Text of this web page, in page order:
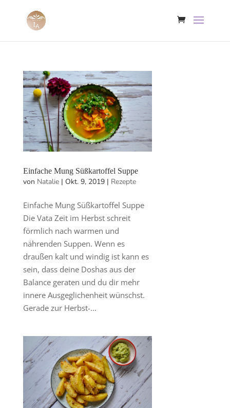
Einfache Mung Süßkartoffel Suppe
von Natalie| Okt. 9, 2019| Rezepte
Einfache Mung Süßkartoffel Suppe
Die Vata Zeit im Herbst schreit
förmlich nach warmen und
nährenden Suppen. Wenn es
draußen kalt und windig ist kann es
sein, dass deine Doshas aus der
Balance geraten und du dir mehr
innere Ausgeglichenheit wünschst.
Gerade zur Herbst-...